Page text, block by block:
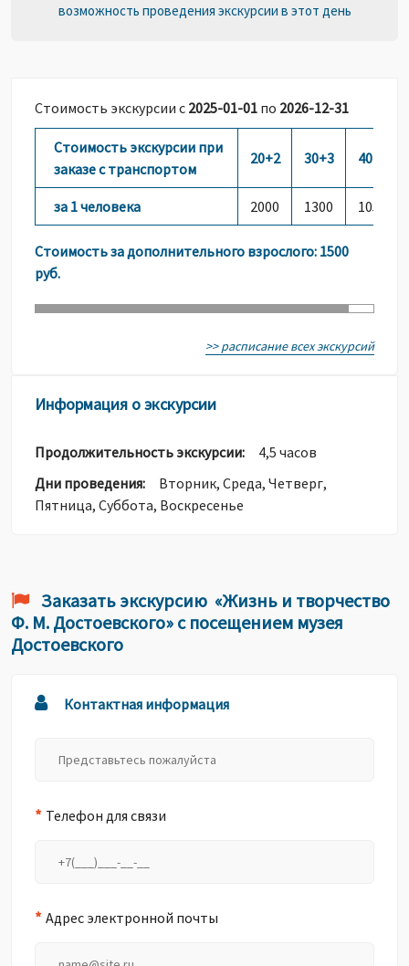
возможность проведения экскурсии в этот день
Стоимость экскурсии с 2025-01-01 по 2026-12-31
Стоимость экскурсии при
заказе с транспортом
20+2 30+3 40+3
за 1 человека 2000 1300 1050
Стоимость за дополнительного взрослого: 1500
руб.
>> расписание всех экскурсий
Информация о экскурсии
Продолжительность экскурсии: 4,5 часов
Дни проведения: Вторник, Среда, Четверг,
Пятница, Суббота, Воскресенье
Заказать экскурсию «Жизнь и творчество
Ф. М. Достоевского» с посещением музея
Достоевского
Контактная информация
* Телефон для связи
* Адрес электронной почты